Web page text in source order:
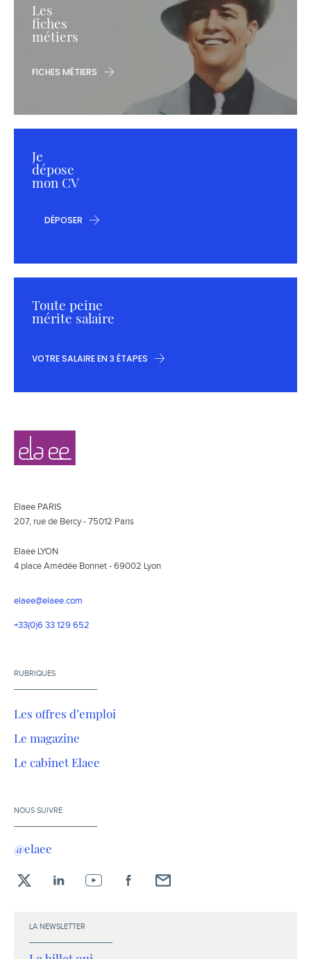
Les
fiches
métiers
FICHES MÉTIERS
Je
dépose
mon CV
DÉPOSER
Toute peine
mérite salaire
VOTRE SALAIRE EN 3 ÉTAPES
Navigation
secondaire
Elaee
Elaee PARIS
207, rue de Bercy - 75012 Paris
Elaee LYON
4 place Amédée Bonnet - 69002 Lyon
elaee@elaee.com
+33(0)6 33 129 652
RUBRIQUES
Les offres d’emploi
Le magazine
Le cabinet Elaee
NOUS SUIVRE
@elaee
LA NEWSLETTER